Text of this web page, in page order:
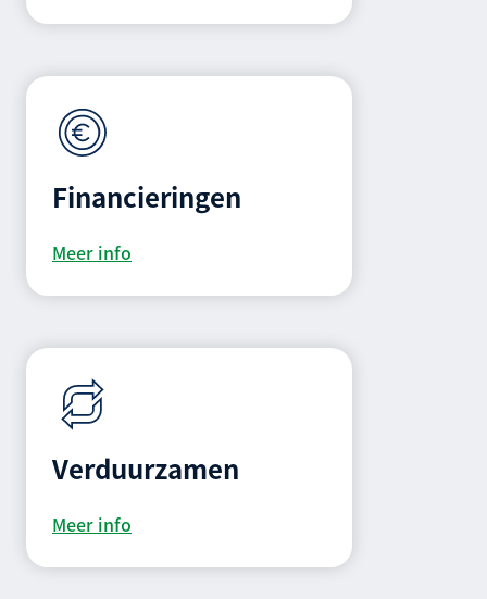
Financieringen
Meer info
Verduurzamen
Meer info